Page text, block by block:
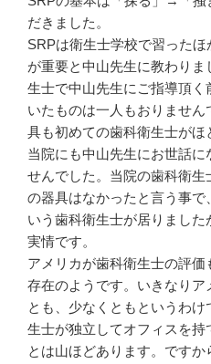
だきました。
SRPは衛生士学校で習ったほ
が重要と中山先生に教わり
生士で中山先生にご指導頂く
いたものは一人もおりませ
具も初めての歯科衛生士がほ
当院にも中山先生にお世話に
せんでした。当院の歯科衛生
の器具はなかったと言う事で
いう歯科衛生士が居りまし
実情です。
アメリカが歯科衛生士の評
存在のようです。いきなりア
とも、少なくともというわ
生士が独立してオフィスを持
とは山ほどあります。です